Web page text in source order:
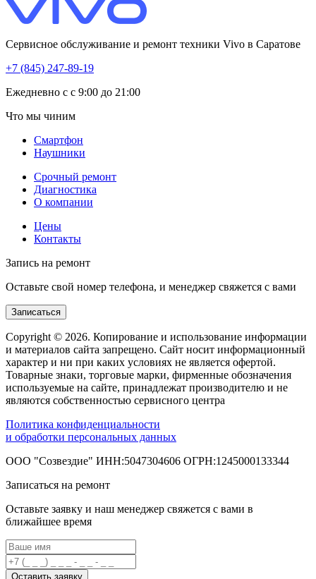
Сервисное обслуживание и ремонт техники Vivo в Саратове
+7 (845) 247-89-19
Eжедневно с с 9:00 до 21:00
Что мы чиним
Смартфон
Наушники
Срочный ремонт
Диагностика
О компании
Цены
Контакты
Запись на ремонт
Оставьте свой номер телефона, и менеджер свяжется с вами
Записаться
Copyright © 2026. Копирование и использование информации
и материалов сайта запрещено. Сайт носит информационный
характер и ни при каких условиях не является офертой.
Товарные знаки, торговые марки, фирменные обозначения
используемые на сайте, принадлежат производителю и не
являются собственностью сервисного центра
Политика конфиденциальности
и обработки персональных данных
ООО "Созвездие" ИНН:5047304606 ОГРН:1245000133344
Записаться на ремонт
Оставьте заявку и наш менеджер свяжется с вами в
ближайшее время
Оставить заявку